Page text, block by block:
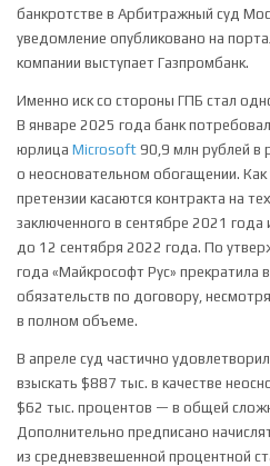
банкротстве в Арбитражный суд
уведомление опубликовано на
компании выступает Газпромбанк.
Именно иск со стороны ГПБ стал
В январе 2025 года банк потребовал
юрлица Microsoft 90,9 млн рублей в
о неосновательном обогащении.
претензии касаются контракта на
заключенного в сентябре 2021 года
до 12 сентября 2022 года. По
года «Майкрософт Рус» прекратила
обязательств по договору,
в полном объеме.
В апреле суд частично
взыскать $887 тыс. в качестве
$62 тыс. процентов — в общей
Дополнительно предписано
из средневзвешенной процентной